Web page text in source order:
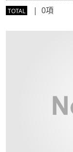
TOTAL | 0項